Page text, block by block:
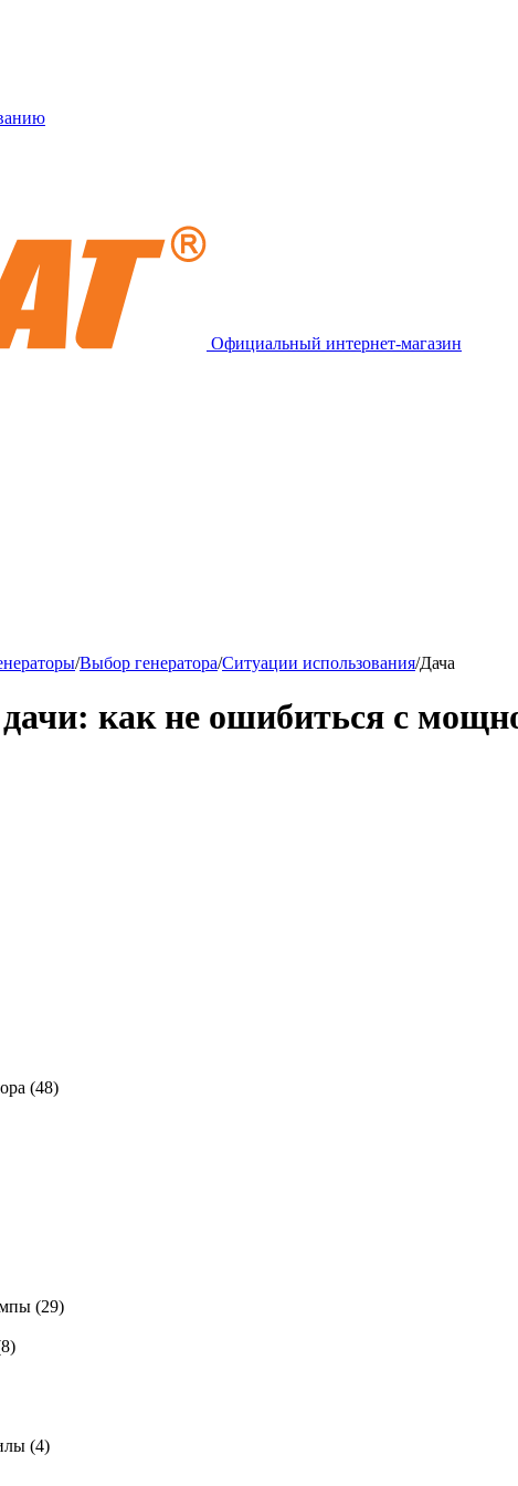
Официальный интернет-магазин
/Выбор генератора/Ситуации использования/Дача
как не ошибиться с
(48)
(29)
(4)